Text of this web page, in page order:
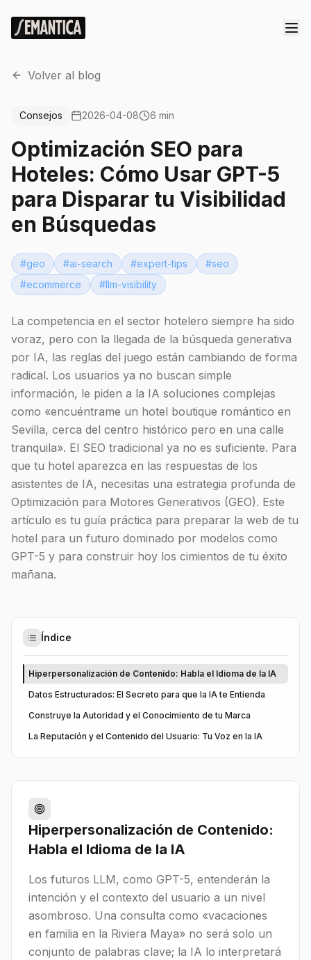
Volver al blog
Consejos 2026-04-08 6 min
Optimización SEO para
Hoteles: Cómo Usar GPT-5
para Disparar tu Visibilidad
en Búsquedas
#geo #ai-search #expert-tips #seo
#ecommerce #llm-visibility
La competencia en el sector hotelero siempre ha sido
voraz, pero con la llegada de la búsqueda generativa
por IA, las reglas del juego están cambiando de forma
radical. Los usuarios ya no buscan simple
información, le piden a la IA soluciones complejas
como «encuéntrame un hotel boutique romántico en
Sevilla, cerca del centro histórico pero en una calle
tranquila». El SEO tradicional ya no es suficiente. Para
que tu hotel aparezca en las respuestas de los
asistentes de IA, necesitas una estrategia profunda de
Optimización para Motores Generativos (GEO). Este
artículo es tu guía práctica para preparar la web de tu
hotel para un futuro dominado por modelos como
GPT-5 y para construir hoy los cimientos de tu éxito
mañana.
Índice
Hiperpersonalización de Contenido: Habla el Idioma de la IA
Datos Estructurados: El Secreto para que la IA te Entienda
Construye la Autoridad y el Conocimiento de tu Marca
La Reputación y el Contenido del Usuario: Tu Voz en la IA
Hiperpersonalización de Contenido:
Habla el Idioma de la IA
Los futuros LLM, como GPT-5, entenderán la
intención y el contexto del usuario a un nivel
asombroso. Una consulta como «vacaciones
en familia en la Riviera Maya» no será solo un
conjunto de palabras clave; la IA lo interpretará